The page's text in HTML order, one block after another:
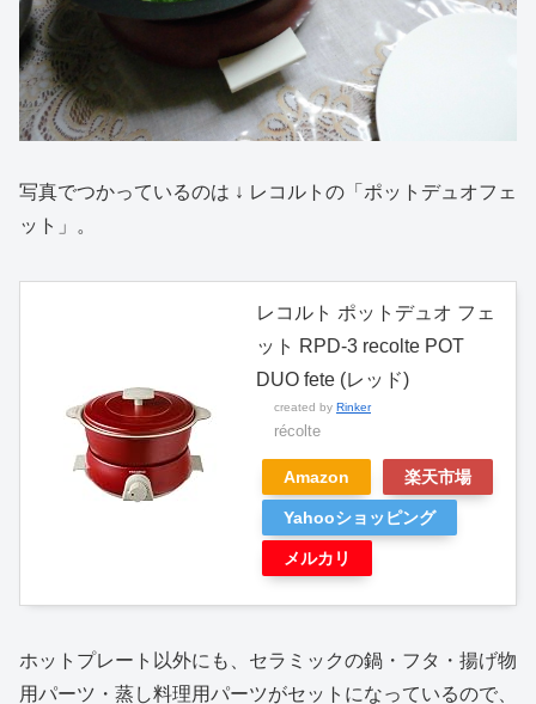
写真でつかっているのは ↓ レコルトの「ポットデュオフェ
ット」。
レコルト ポットデュオ フェ
ット RPD-3 recolte POT
DUO fete (レッド)
created by Rinker
récolte
Amazon 楽天市場
Yahooショッピング
メルカリ
ホットプレート以外にも、セラミックの鍋・フタ・揚げ物
用パーツ・蒸し料理用パーツがセットになっているので、